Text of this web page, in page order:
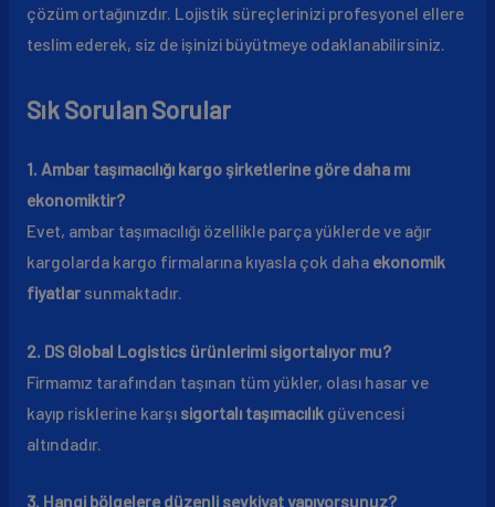
çözüm ortağınızdır. Lojistik süreçlerinizi profesyonel ellere
teslim ederek, siz de işinizi büyütmeye odaklanabilirsiniz.
Sık Sorulan Sorular
1. Ambar taşımacılığı kargo şirketlerine göre daha mı
ekonomiktir?
Evet, ambar taşımacılığı özellikle parça yüklerde ve ağır
kargolarda kargo firmalarına kıyasla çok daha ekonomik
fiyatlarsunmaktadır.
2. DS Global Logistics ürünlerimi sigortalıyor mu?
Firmamız tarafından taşınan tüm yükler, olası hasar ve
kayıp risklerine karşı sigortalı taşımacılıkgüvencesi
altındadır.
3. Hangi bölgelere düzenli sevkiyat yapıyorsunuz?